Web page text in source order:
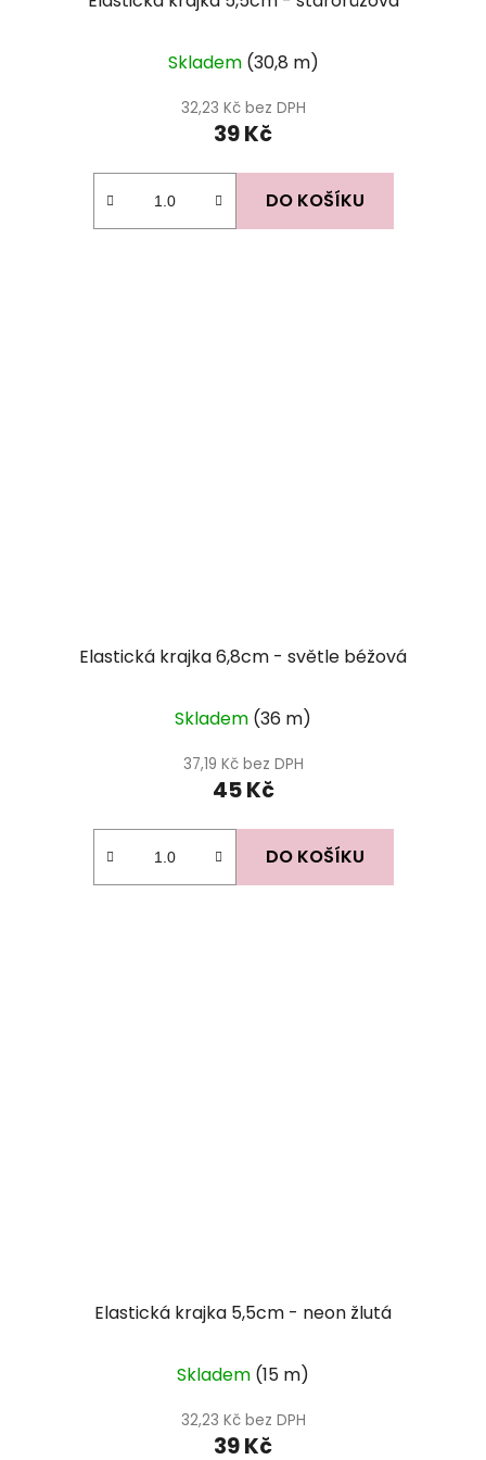
Skladem (30,8 m)
32,23 Kč bez DPH
39 Kč
DO KOŠÍKU
Elastická krajka 6,8cm - světle béžová
Skladem (36 m)
37,19 Kč bez DPH
45 Kč
DO KOŠÍKU
Elastická krajka 5,5cm - neon žlutá
Skladem (15 m)
32,23 Kč bez DPH
39 Kč